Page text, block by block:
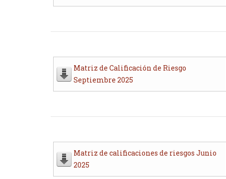
Matriz de Calificación de Riesgo
Septiembre 2025
Matriz de calificaciones de riesgos Junio
2025